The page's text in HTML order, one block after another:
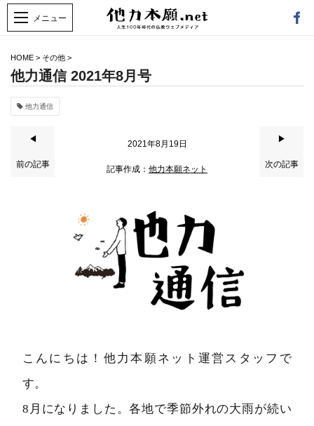
HOME > その他 >
他力通信 2021年8月号
他力通信
◀
前の記事
2021年8月19日
記事作成： 他力本願ネット
▶
次の記事
こんにちは！他力本願ネット運営スタッフで
す。
8月になりました。各地で季節外れの大雨が続い